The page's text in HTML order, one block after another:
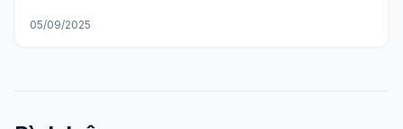
05/09/2025